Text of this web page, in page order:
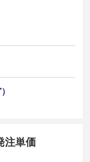
注単価